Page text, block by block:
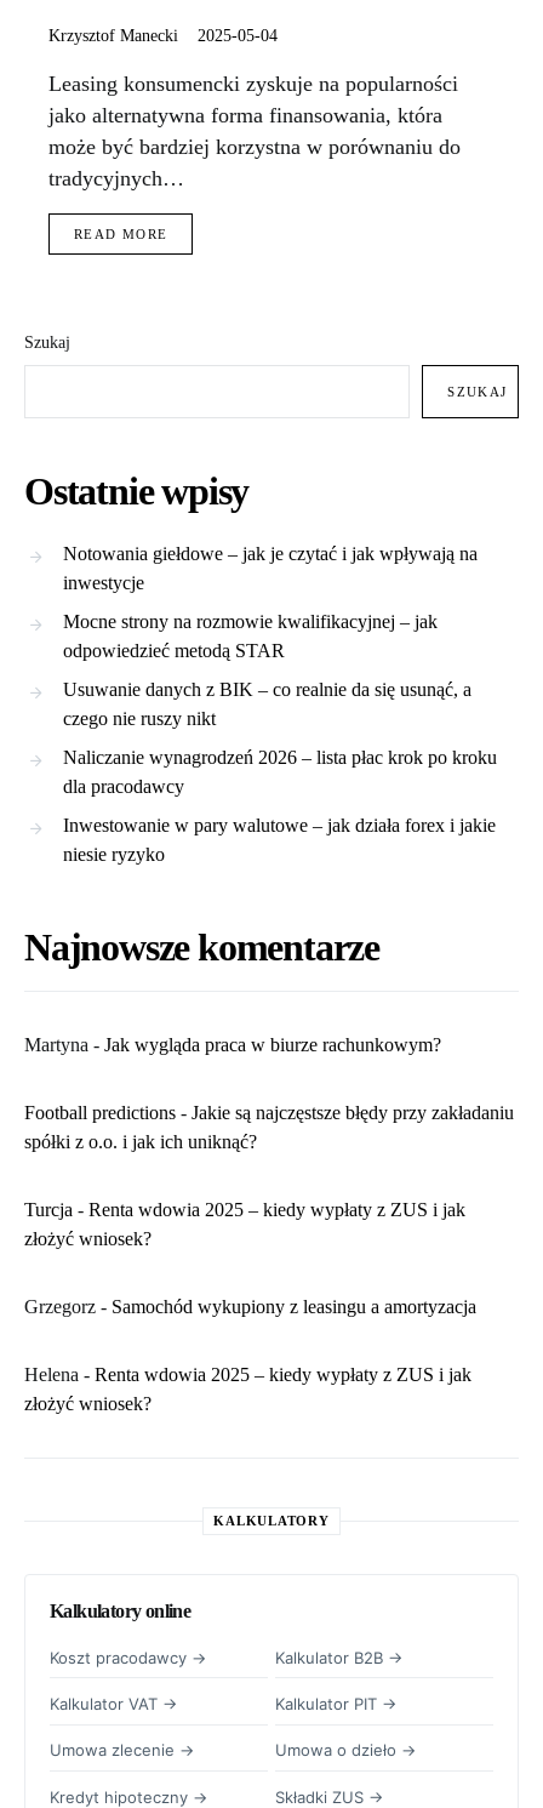
Krzysztof Manecki 2025-05-04
Leasing konsumencki zyskuje na popularności
jako alternatywna forma finansowania, która
może być bardziej korzystna w porównaniu do
tradycyjnych…
READ MORE
Szukaj
SZUKAJ
Ostatnie wpisy
Notowania giełdowe – jak je czytać i jak wpływają na
inwestycje
Mocne strony na rozmowie kwalifikacyjnej – jak
odpowiedzieć metodą STAR
Usuwanie danych z BIK – co realnie da się usunąć, a
czego nie ruszy nikt
Naliczanie wynagrodzeń 2026 – lista płac krok po kroku
dla pracodawcy
Inwestowanie w pary walutowe – jak działa forex i jakie
niesie ryzyko
Najnowsze komentarze
Martyna - ​Jak wygląda praca w biurze rachunkowym?
Football predictions - Jakie są najczęstsze błędy przy zakładaniu
spółki z o.o. i jak ich uniknąć?
Turcja - Renta wdowia 2025 – kiedy wypłaty z ZUS i jak
złożyć wniosek?
Grzegorz - Samochód wykupiony z leasingu a amortyzacja
Helena - Renta wdowia 2025 – kiedy wypłaty z ZUS i jak
złożyć wniosek?
KALKULATORY
Kalkulatory online
Koszt pracodawcy → Kalkulator B2B →
Kalkulator VAT → Kalkulator PIT →
Umowa zlecenie → Umowa o dzieło →
Kredyt hipoteczny → Składki ZUS →